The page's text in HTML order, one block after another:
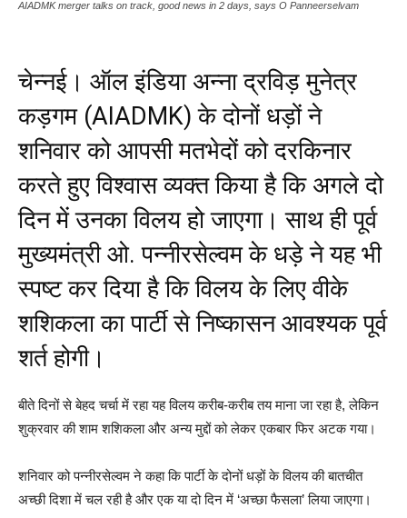
AIADMK merger talks on track, good news in 2 days, says O Panneerselvam
चेन्नई। ऑल इंडिया अन्ना द्रविड़ मुनेत्र
कड़गम (AIADMK) के दोनों धड़ों ने
शनिवार को आपसी मतभेदों को दरकिनार
करते हुए विश्वास व्यक्त किया है कि अगले दो
दिन में उनका विलय हो जाएगा। साथ ही पूर्व
मुख्यमंत्री ओ. पन्नीरसेल्वम के धड़े ने यह भी
स्पष्ट कर दिया है कि विलय के लिए वीके
शशिकला का पार्टी से निष्कासन आवश्यक पूर्व
शर्त होगी।
बीते दिनों से बेहद चर्चा में रहा यह विलय करीब-करीब तय माना जा रहा है, लेकिन
शुक्रवार की शाम शशिकला और अन्य मुद्दों को लेकर एकबार फिर अटक गया।
शनिवार को पन्नीरसेल्वम ने कहा कि पार्टी के दोनों धड़ों के विलय की बातचीत
अच्छी दिशा में चल रही है और एक या दो दिन में ‘अच्छा फैसला’ लिया जाएगा।